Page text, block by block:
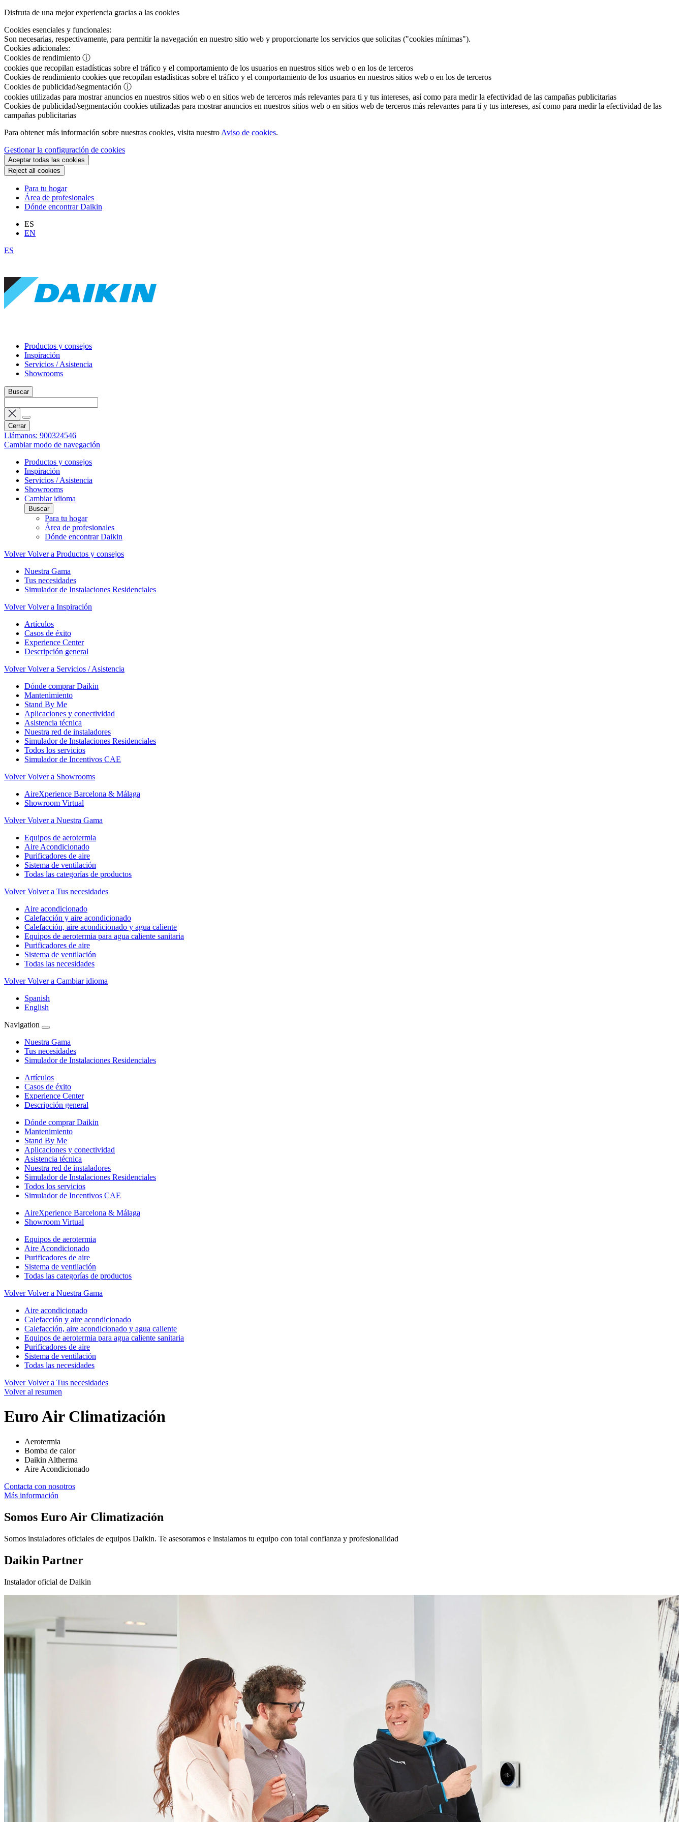
Disfruta de una mejor experiencia gracias a las cookies
Cookies esenciales y funcionales:
Son necesarias, respectivamente, para permitir la navegación en nuestro sitio web y proporcionarte los servicios que solicitas ("cookies mínimas").
Cookies adicionales:
Cookies de rendimiento ⓘ
cookies que recopilan estadísticas sobre el tráfico y el comportamiento de los usuarios en nuestros sitios web o en los de terceros
Cookies de rendimiento cookies que recopilan estadísticas sobre el tráfico y el comportamiento de los usuarios en nuestros sitios web o en los de terceros
Cookies de publicidad/segmentación ⓘ
cookies utilizadas para mostrar anuncios en nuestros sitios web o en sitios web de terceros más relevantes para ti y tus intereses, así como para medir la efectividad de las campañas publicitarias
Cookies de publicidad/segmentación cookies utilizadas para mostrar anuncios en nuestros sitios web o en sitios web de terceros más relevantes para ti y tus intereses, así como para medir la efectividad de las
campañas publicitarias
Para obtener más información sobre nuestras cookies, visita nuestro Aviso de cookies.
Gestionar la configuración de cookies
Aceptar todas las cookies
Reject all cookies
Para tu hogar
Área de profesionales
Dónde encontrar Daikin
ES
EN
ES
Productos y consejos
Inspiración
Servicios / Asistencia
Showrooms
Buscar
Cerrar
Llámanos: 900324546
Cambiar modo de navegación
Productos y consejos
Inspiración
Servicios / Asistencia
Showrooms
Cambiar idioma
Buscar
Para tu hogar
Área de profesionales
Dónde encontrar Daikin
Volver Volver a Productos y consejos
Nuestra Gama
Tus necesidades
Simulador de Instalaciones Residenciales
Volver Volver a Inspiración
Artículos
Casos de éxito
Experience Center
Descripción general
Volver Volver a Servicios / Asistencia
Dónde comprar Daikin
Mantenimiento
Stand By Me
Aplicaciones y conectividad
Asistencia técnica
Nuestra red de instaladores
Simulador de Instalaciones Residenciales
Todos los servicios
Simulador de Incentivos CAE
Volver Volver a Showrooms
AireXperience Barcelona & Málaga
Showroom Virtual
Volver Volver a Nuestra Gama
Equipos de aerotermia
Aire Acondicionado
Purificadores de aire
Sistema de ventilación
Todas las categorías de productos
Volver Volver a Tus necesidades
Aire acondicionado
Calefacción y aire acondicionado
Calefacción, aire acondicionado y agua caliente
Equipos de aerotermia para agua caliente sanitaria
Purificadores de aire
Sistema de ventilación
Todas las necesidades
Volver Volver a Cambiar idioma
Spanish
English
Navigation
Nuestra Gama
Tus necesidades
Simulador de Instalaciones Residenciales
Artículos
Casos de éxito
Experience Center
Descripción general
Dónde comprar Daikin
Mantenimiento
Stand By Me
Aplicaciones y conectividad
Asistencia técnica
Nuestra red de instaladores
Simulador de Instalaciones Residenciales
Todos los servicios
Simulador de Incentivos CAE
AireXperience Barcelona & Málaga
Showroom Virtual
Equipos de aerotermia
Aire Acondicionado
Purificadores de aire
Sistema de ventilación
Todas las categorías de productos
Volver Volver a Nuestra Gama
Aire acondicionado
Calefacción y aire acondicionado
Calefacción, aire acondicionado y agua caliente
Equipos de aerotermia para agua caliente sanitaria
Purificadores de aire
Sistema de ventilación
Todas las necesidades
Volver Volver a Tus necesidades
Volver al resumen
Euro Air Climatización
Aerotermia
Bomba de calor
Daikin Altherma
Aire Acondicionado
Contacta con nosotros
Más información
Somos Euro Air Climatización
Somos instaladores oficiales de equipos Daikin. Te asesoramos e instalamos tu equipo con total confianza y profesionalidad
Daikin Partner
Instalador oficial de Daikin